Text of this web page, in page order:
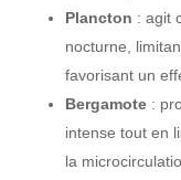
Plancton : agit
nocturne,
favorisant un
Bergamote:
intense tout en
la